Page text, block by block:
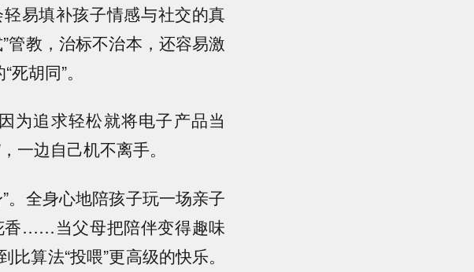
易填补孩子情感与社交的真
管教，治标不治本，还容易激
胡同”。
为追求轻松就将电子产品当
一边自己机不离手。
。全身心地陪孩子玩一场亲子
香……当父母把陪伴变得趣味
算法“投喂”更高级的快乐。